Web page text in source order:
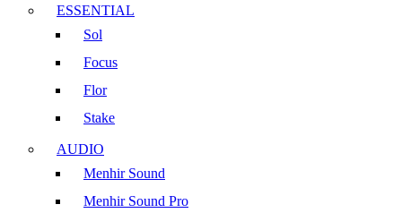
ESSENTIAL
Sol
Focus
Flor
Stake
AUDIO
Menhir Sound
Menhir Sound Pro